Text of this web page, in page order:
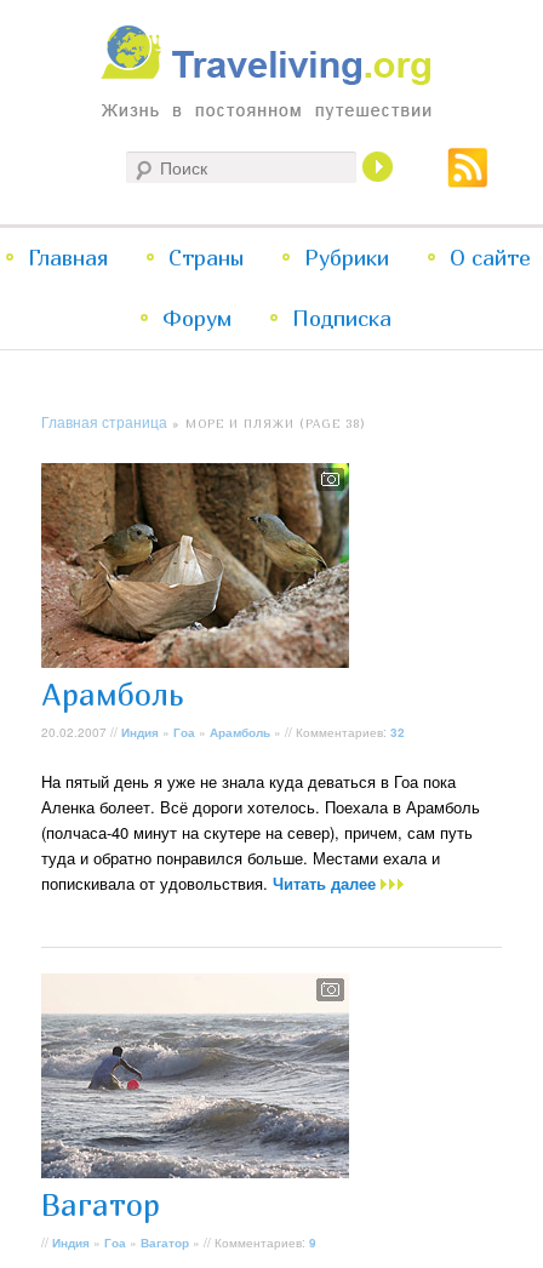
Traveliving
Жизнь в постоянном путешествии
меню
Перейти
к
Перейти
к
Главная Страны Рубрики О сайте
Форум Подписка
Главная страница » МОРЕ И ПЛЯЖИ (PAGE 38)
Арамболь
20.02.2007 //Индия »Гоа »Арамболь » // Комментариев:32
На пятый день я уже не знала куда деваться в Гоа пока
Аленка болеет. Всё дороги хотелось. Поехала в Арамболь
(полчаса-40 минут на скутере на север), причем, сам путь
туда и обратно понравился больше. Местами ехала и
попискивала от удовольствия.Читать далее
Вагатор
//Индия »Гоа »Вагатор » // Комментариев:9